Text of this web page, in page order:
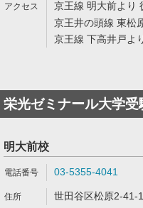
京王線 明大前より
京王井の頭線 東松
京王線 下高井戸よ
栄光ゼミナール大学受
明大前校
03-5355-4041
世田谷区松原2-41-